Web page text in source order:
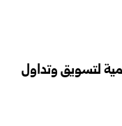
لتسويق وتداول